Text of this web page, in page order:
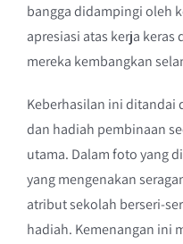
bangga didampingi oleh
apresiasi atas kerja
mereka kembangkan
Keberhasilan ini ditandai
dan hadiah pembinaan
utama. Dalam foto yang
yang mengenakan
atribut sekolah berseri-
hadiah. Kemenangan ini